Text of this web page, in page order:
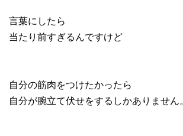
言葉にしたら
当たり前すぎるんですけど
自分の筋肉をつけたかったら
自分が腕立て伏せをするしかありません。